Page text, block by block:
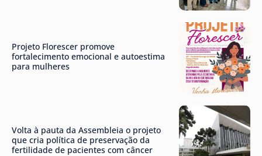
Projeto Florescer promove
fortalecimento emocional e autoestima
para mulheres
Volta à pauta da Assembleia o projeto
que cria política de preservação da
fertilidade de pacientes com câncer